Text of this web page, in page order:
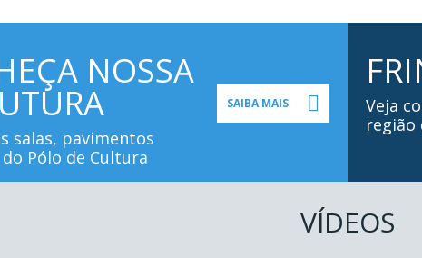
NOSSA
salas, pavimentos
Pólo de Cultura
SAIBA MAIS
Veja
região
VÍDEOS